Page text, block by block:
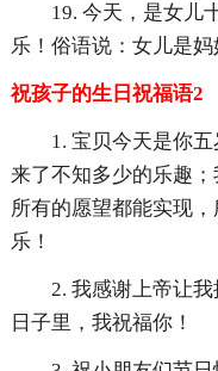
19. 今天，是女儿
乐！俗语说：女儿是
祝孩子的生日祝福语2
1. 宝贝今天是你
来了不知多少的乐趣
所有的愿望都能实现
乐！
2. 我感谢上帝让
日子里，我祝福你！